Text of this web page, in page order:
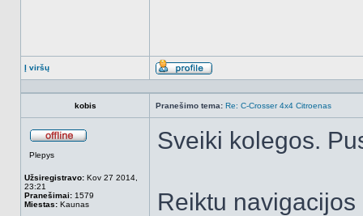
Į viršų
Aprašymas
kobis Pranešimo tema: Re: C-Crosser 4x4 Citroenas
Plepys
Užsiregistravo: Kov 27 2014,
23:21
Pranešimai: 1579
Miestas: Kaunas
Sveiki kolegos.
Reiktu